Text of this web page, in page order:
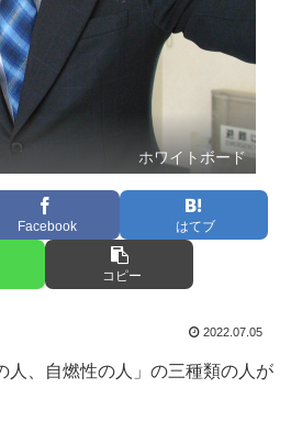
ホワイトボード
Facebook はてブ
コピー
2022.07.05
人、自燃性の人」の三種類の人が